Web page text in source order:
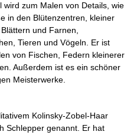
zum Malen von Details, wie
in den Blütenzentren, kleiner
und Farnen,
Tieren und Vögeln. Er ist
von Fischen, Federn kleinerer
Außerdem ist es ein schöner
Meisterwerke.
Kolinsky-Zobel-Haar
Schlepper genannt. Er hat